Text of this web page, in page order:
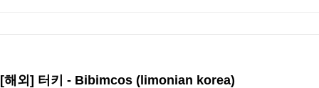
[해외] 터키 - Bibimcos (limonian korea)